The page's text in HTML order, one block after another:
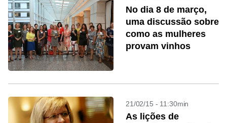
No dia 8 de março,
uma discussão sobre
como as mulheres
provam vinhos
21/02/15 - 11:30min
As lições de